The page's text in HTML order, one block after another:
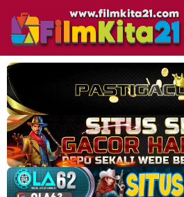
konten